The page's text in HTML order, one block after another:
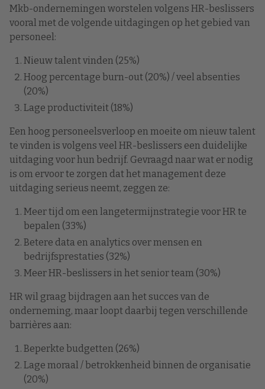
Mkb-ondernemingen worstelen volgens HR-beslissers
vooral met de volgende uitdagingen op het gebied van
personeel:
Nieuw talent vinden (25%)
Hoog percentage burn-out (20%) / veel absenties
(20%)
Lage productiviteit (18%)
Een hoog personeelsverloop en moeite om nieuw talent
te vinden is volgens veel HR-beslissers een duidelijke
uitdaging voor hun bedrijf. Gevraagd naar wat er nodig
is om ervoor te zorgen dat het management deze
uitdaging serieus neemt, zeggen ze:
Meer tijd om een langetermijnstrategie voor HR te
bepalen (33%)
Betere data en analytics over mensen en
bedrijfsprestaties (32%)
Meer HR-beslissers in het senior team (30%)
HR wil graag bijdragen aan het succes van de
onderneming, maar loopt daarbij tegen verschillende
barrières aan:
Beperkte budgetten (26%)
Lage moraal / betrokkenheid binnen de organisatie
(20%)